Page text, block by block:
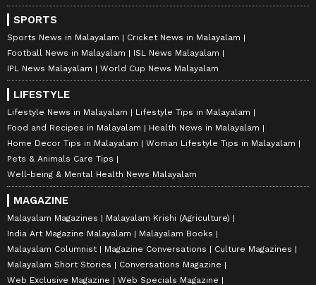
SPORTS
Sports News in Malayalam
Cricket News in Malayalam
Football News in Malayalam
ISL News Malayalam
IPL News Malayalam
World Cup News Malayalam
LIFESTYLE
Lifestyle News in Malayalam
Lifestyle Tips in Malayalam
Food and Recipes in Malayalam
Health News in Malayalam
Home Decor Tips in Malayalam
Woman Lifestyle Tips in Malayalam
Pets & Animals Care Tips
Well-being & Mental Health News Malayalam
MAGAZINE
Malayalam Magazines
Malayalam Krishi (Agriculture)
India Art Magazine Malayalam
Malayalam Books
Malayalam Columnist
Magazine Conversations
Culture Magazines
Malayalam Short Stories
Conversations Magazine
Web Exclusive Magazine
Web Specials Magazine